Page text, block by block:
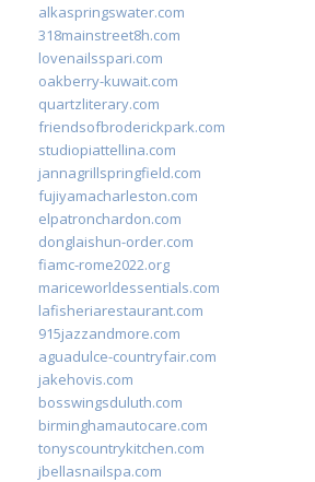
alkaspringswater.com
318mainstreet8h.com
lovenailsspari.com
oakberry-kuwait.com
quartzliterary.com
friendsofbroderickpark.com
studiopiattellina.com
jannagrillspringfield.com
fujiyamacharleston.com
elpatronchardon.com
donglaishun-order.com
fiamc-rome2022.org
mariceworldessentials.com
lafisheriarestaurant.com
915jazzandmore.com
aguadulce-countryfair.com
jakehovis.com
bosswingsduluth.com
birminghamautocare.com
tonyscountrykitchen.com
jbellasnailspa.com